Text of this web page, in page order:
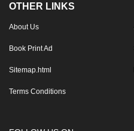
OTHER LINKS
About Us
Book Print Ad
Sitemap.html
Terms Conditions